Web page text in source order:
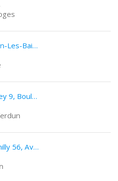
Banque Laydernier Evian-Les-Bains 69, Rue Nationale
Banque Laydernier Belley 9, Boulevard de Verdun
Banque Laydernier Rumilly 56, Avenue Gantin